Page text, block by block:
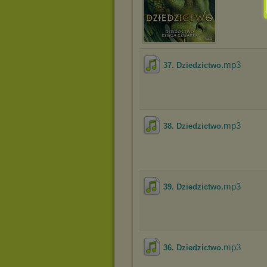
37. Dziedzictwo.mp3
38. Dziedzictwo.mp3
39. Dziedzictwo.mp3
36. Dziedzictwo.mp3